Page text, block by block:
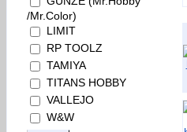
/Mr.Color)
LIMIT
RP TOOLZ
TAMIYA
TITANS HOBBY
VALLEJO
W&W